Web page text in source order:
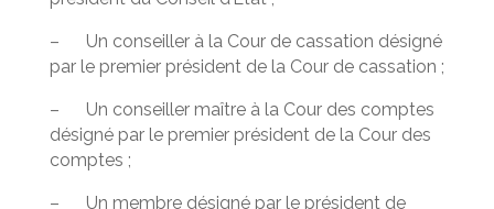
– Un conseiller à la Cour de cassation désigné
par le premier président de la Cour de cassation ;
– Un conseiller maître à la Cour des comptes
désigné par le premier président de la Cour des
comptes ;
– Un membre désigné par le président de